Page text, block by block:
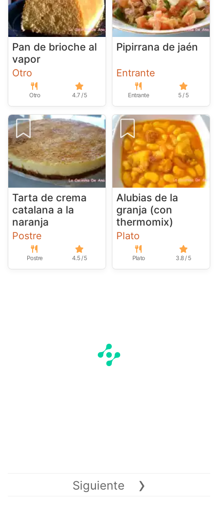
Pan de brioche al
vapor
Otro
Otro 4.7 / 5
Pipirrana de jaén
Entrante
Entrante 5 / 5
Tarta de crema
catalana a la
naranja
Postre
Postre 4.5 / 5
Alubias de la
granja (con
thermomix)
Plato
Plato 3.8 / 5
Siguiente ›